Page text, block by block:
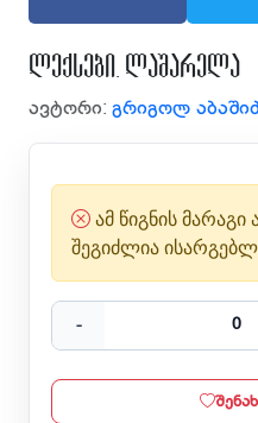
ლექსები. ლაშარელა
ავტორი: გრიგოლ
ამ წიგნის
შეგიძლია
-